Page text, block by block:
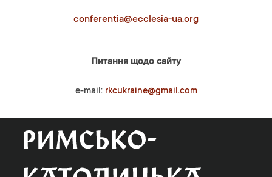
conferentia@ecclesia-ua.org
Питання щодо сайту
e-mail: rkcukraine@gmail.com